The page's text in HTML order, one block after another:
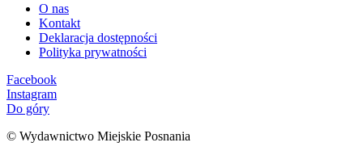
O nas
Kontakt
Deklaracja dostępności
Polityka prywatności
Facebook
Instagram
Do góry
© Wydawnictwo Miejskie Posnania